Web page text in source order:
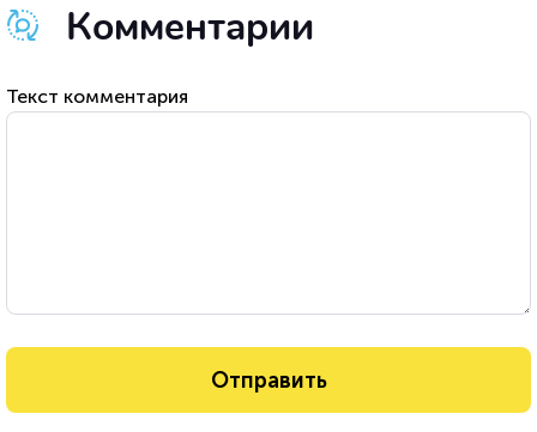
Комментарии
Текст комментария